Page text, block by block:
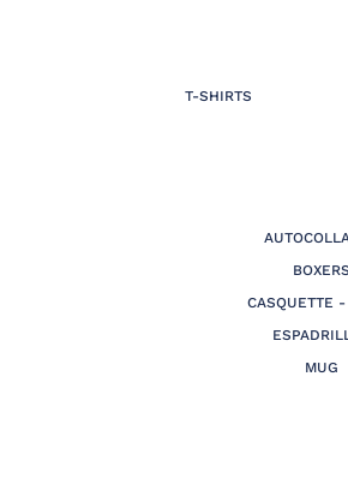
T-SHIRTS
BOXERS
CASQUETTE -
MUG